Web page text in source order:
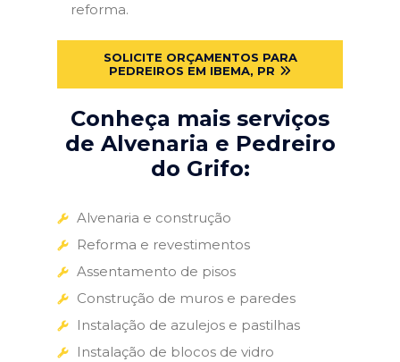
reforma.
SOLICITE ORÇAMENTOS PARA
PEDREIROS EM IBEMA, PR
Conheça mais serviços
de Alvenaria e Pedreiro
do Grifo:
Alvenaria e construção
Reforma e revestimentos
Assentamento de pisos
Construção de muros e paredes
Instalação de azulejos e pastilhas
Instalação de blocos de vidro